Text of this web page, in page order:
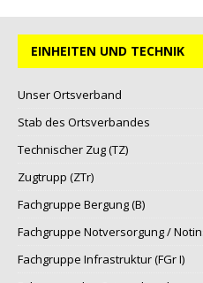
EINHEITEN UND TECHNIK
Unser Ortsverband
Stab des Ortsverbandes
Technischer Zug (TZ)
Zugtrupp (ZTr)
Fachgruppe Bergung (B)
Fachgruppe Notversorgung /
Fachgruppe Infrastruktur (FGr I)